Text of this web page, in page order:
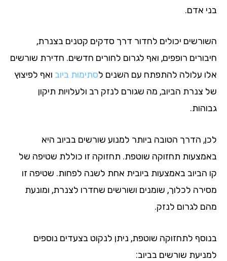
אדם.
יכולים לחדור דרך סדקים קטנים בצנרת,
רופפים, ואף לגרום לחורים חדשים. חדירת שורשים
עלולה להתפתח עם השנים לסתימות ביובואף לפיצוץ
צנרת הביוב, מה שגורם לנזק רב ולעלויות תיקון
הדרך הטובה ביותר למנוע שורשים בביוב היא
תחזוקה שוטפת. תחזוקה זו כוללת שטיפה של
הביוב באמצעות ביובית אחת לשנה לפחות. שטיפה זו
לכלוך, שומנים ושורשים שחדרו לצנרת, ומונעת
לגרום לנזק.
לתחזוקה שוטפת, ניתן לנקוט בצעדים נוספים
שורשים בביוב: